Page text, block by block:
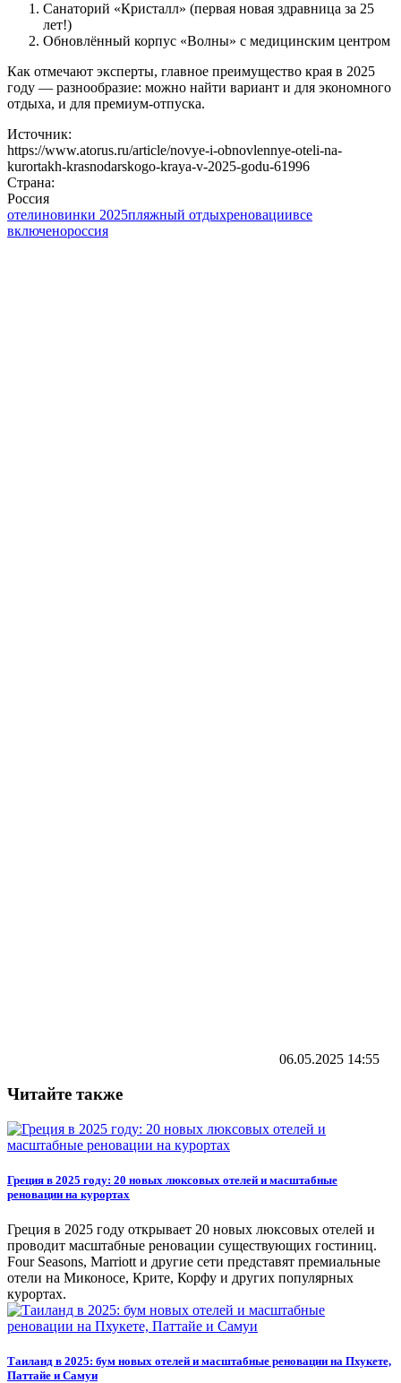
Санаторий «Кристалл» (первая новая здравница за 25
лет!)
Обновлённый корпус «Волны» с медицинским центром
Как отмечают эксперты, главное преимущество края в 2025
году — разнообразие: можно найти вариант и для экономного
отдыха, и для премиум-отпуска.
Источник:
https://www.atorus.ru/article/novye-i-obnovlennye-oteli-na-
kurortakh-krasnodarskogo-kraya-v-2025-godu-61996
Страна:
Россия
отелиновинки 2025пляжный отдыхреновациивсе
включенороссия
06.05.2025 14:55
Читайте также
Греция в 2025 году: 20 новых люксовых отелей и масштабные
реновации на курортах
Греция в 2025 году открывает 20 новых люксовых отелей и
проводит масштабные реновации существующих гостиниц.
Four Seasons, Marriott и другие сети представят премиальные
отели на Миконосе, Крите, Корфу и других популярных
курортах.
Таиланд в 2025: бум новых отелей и масштабные реновации на Пхукете,
Паттайе и Самуи